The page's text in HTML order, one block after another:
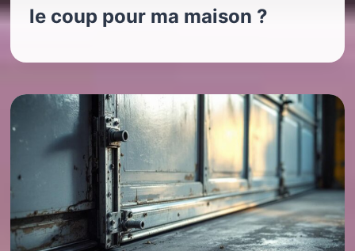
le coup pour ma maison ?